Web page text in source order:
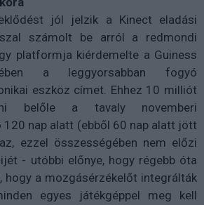
jól jelzik a Kinect eladási
számolt be arról a redmondi
platformja kiérdemelte a Guiness
a leggyorsabban fogyó
eszköz címet. Ehhez 10 milliót
belőle a tavaly novemberi
nap alatt (ebből 60 nap alatt jött
ezzel összességében nem előzi
- utóbbi előnye, hogy régebb óta
hogy a mozgásérzékelőt integrálták
egyes játékgéppel meg kell